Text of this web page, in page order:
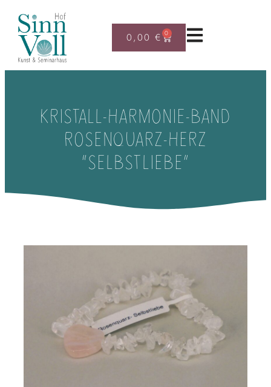
0,00€ 0
KRISTALL-HARMONIE-BAND
ROSENQUARZ-HERZ
“SELBSTLIEBE”